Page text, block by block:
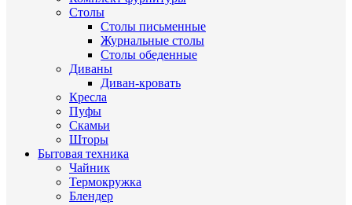
Столы
Столы письменные
Журнальные cтолы
Столы обеденные
Диваны
Диван-кровать
Кресла
Пуфы
Скамьи
Шторы
Бытовая техника
Чайник
Термокружка
Блендер